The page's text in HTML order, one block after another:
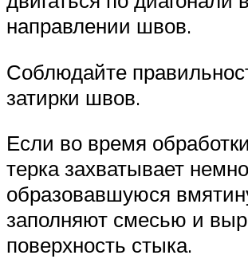
направлении швов.
Соблюдайте
затирки швов.
Если во время
терка захватывает
образовавшуюся
заполняют смесью и
поверхность стыка.